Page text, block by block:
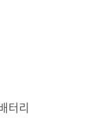
터리